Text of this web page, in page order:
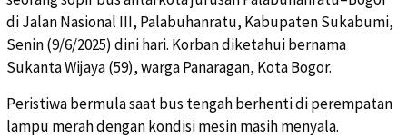
di Jalan Nasional III, Palabuhanratu, Kabupaten Sukabumi,
Senin (9/6/2025) dini hari. Korban diketahui bernama
Sukanta Wijaya (59), warga Panaragan, Kota Bogor.
Peristiwa bermula saat bus tengah berhenti di perempatan
lampu merah dengan kondisi mesin masih menyala.